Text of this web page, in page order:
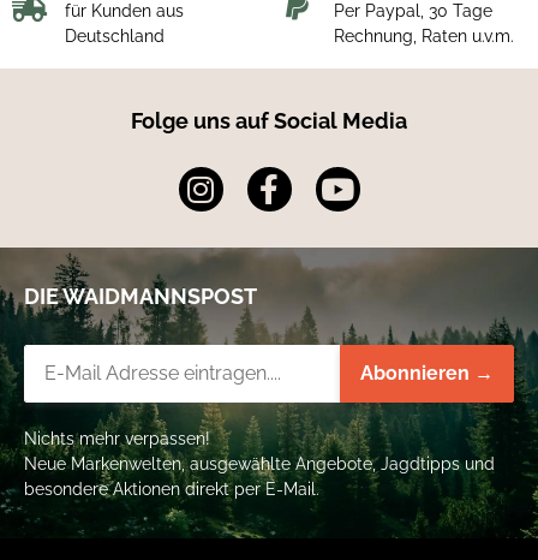
für Kunden aus
Deutschland
Per Paypal, 30 Tage
Rechnung, Raten u.v.m.
Folge uns auf Social Media
DIE WAIDMANNSPOST
Abonnieren →
Nichts mehr verpassen!
Neue Markenwelten, ausgewählte Angebote, Jagdtipps und
besondere Aktionen direkt per E-Mail.